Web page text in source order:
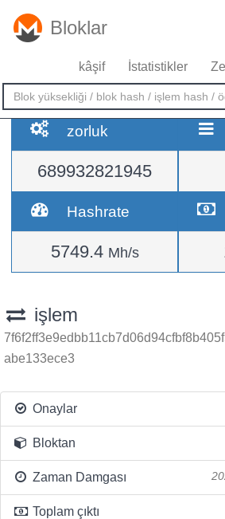
Bloklar
kâşif İstatistikler
zorluk
689932821945
Hashrate
5749.4 Mh/s
işlem
abe133ece3
Onaylar
Bloktan
Zaman Damgası
Toplam çıktı